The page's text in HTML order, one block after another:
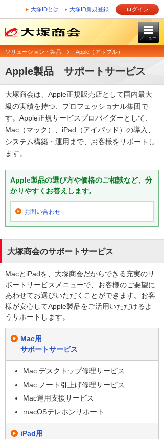
大塚IDとは 大塚ID新規登録 ログイン
メニュー
ソリューション・製品 Apple（アップル）
Apple製品 サポートサービス
大塚商会は、Apple正規販売店として国内最大
級の実績を持つ、プロフェッショナル集団で
す。Apple正規サービスプロバイダーとして、
Mac（マック）、iPad（アイパッド）の導入、
システム構築・運用まで、お客様をサポートし
ます。
Apple製品の選び方や価格のご相談など、分
かりやすくお答えします。
お問い合わせ
大塚商会のサポートサービス
MacとiPadを、大塚商会だからできる充実のサ
ポートサービスメニューで、お客様のご要望に
あわせてお選びいただくことができます。お客
様が安心してApple製品をご活用いただけるよ
うサポートします。
Mac用
サポートサービス
Mac デスクトップ修理サービス
Mac ノート引上げ修理サービス
Mac運用支援サービス
macOSテレホンサポート
iPad用